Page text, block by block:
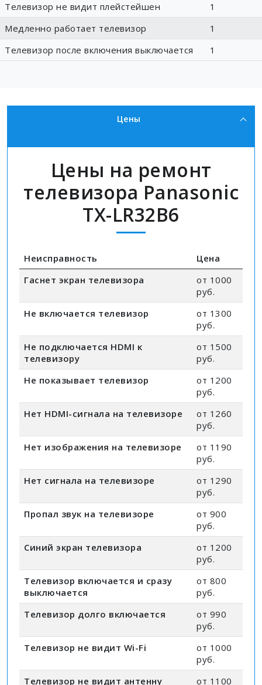
Телевизор не видит плейстейшен
1
Медленно работает телевизор
1
Телевизор после включения выключается
1
Цены
Цены на ремонт
телевизора Panasonic
TX-LR32B6
Неисправность
Цена
Гаснет экран телевизора
от 1000
руб.
Не включается телевизор
от 1300
руб.
Не подключается HDMI к
телевизору
от 1500
руб.
Не показывает телевизор
от 1200
руб.
Нет HDMI-сигнала на телевизоре
от 1260
руб.
Нет изображения на телевизоре
от 1190
руб.
Нет сигнала на телевизоре
от 1290
руб.
Пропал звук на телевизоре
от 900
руб.
Синий экран телевизора
от 1200
руб.
Телевизор включается и сразу
выключается
от 800
руб.
Телевизор долго включается
от 990
руб.
Телевизор не видит Wi-Fi
от 1000
руб.
Телевизор не видит антенну
от 1100